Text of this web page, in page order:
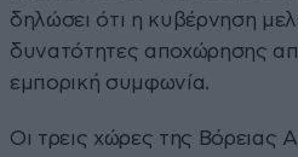
δηλώσει ότι η κυβέρνηση
δυνατότητες αποχώρησης
εμπορική συμφωνία.
Οι τρεις χώρες της Βόρειας